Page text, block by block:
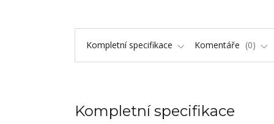
Kompletní specifikace Komentáře 0
Kompletní specifikace